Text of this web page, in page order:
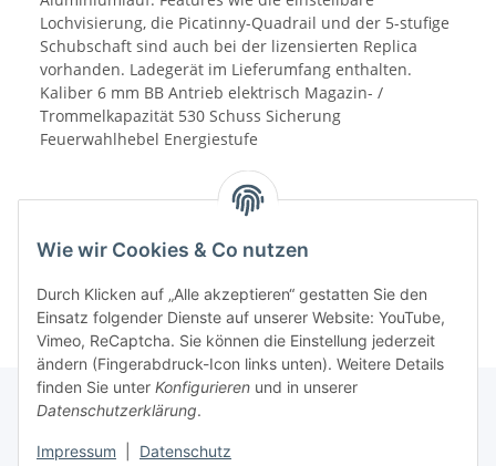
Wie wir Cookies & Co nutzen
Durch Klicken auf „Alle akzeptieren“ gestatten Sie den
Einsatz folgender Dienste auf unserer Website: YouTube,
Vimeo, ReCaptcha. Sie können die Einstellung jederzeit
ändern (Fingerabdruck-Icon links unten). Weitere Details
finden Sie unter Konfigurieren und in unserer
Datenschutzerklärung.
Impressum Datenschutz
Lochvisierung, die Picatinny-Quadrail und der 5-stufige
Schubschaft sind auch bei der lizensierten Replica
vorhanden. Ladegerät im Lieferumfang enthalten.
Kaliber 6 mm BB Antrieb elektrisch Magazin- /
Trommelkapazität 530 Schuss Sicherung
Feuerwahlhebel Energiestufe
Informationen